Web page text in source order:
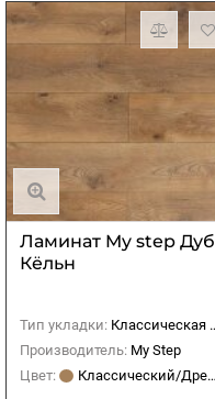
Ламинат My step Дуб
Кёльн
Тип укладки: Классическая (прямая)
Производитель: My Step
Цвет:
Классический/Древесный